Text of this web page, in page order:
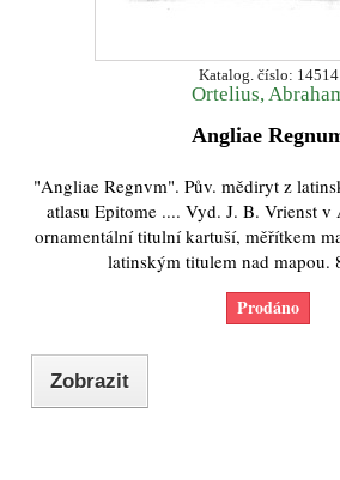
Katalog. číslo: 14514
Ortelius,
Angliae
"Angliae Regnvm". Pův. mědiryt z
atlasu Epitome .... Vyd. J. B. Vrienst v
ornamentální titulní kartuší, měřítkem
latinským titulem nad mapou.
Prodáno
Zobrazit